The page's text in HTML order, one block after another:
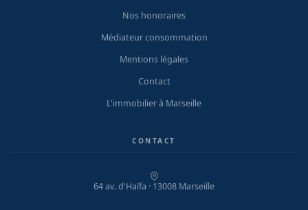
Nos honoraires
Médiateur consommation
Mentions légales
Contact
L'immobilier à Marseille
CONTACT
64 av. d'Haïfa · 13008 Marseille